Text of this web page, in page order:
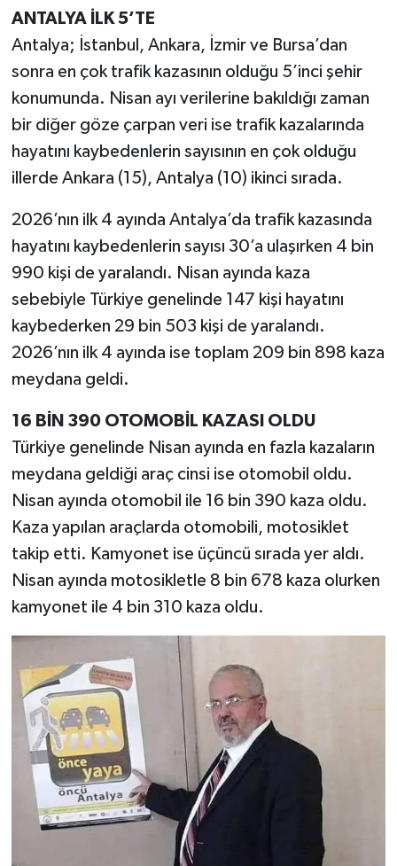
ANTALYA İLK 5’TE
Antalya; İstanbul, Ankara, İzmir ve Bursa’dan
sonra en çok trafik kazasının olduğu 5’inci şehir
konumunda. Nisan ayı verilerine bakıldığı zaman
bir diğer göze çarpan veri ise trafik kazalarında
hayatını kaybedenlerin sayısının en çok olduğu
illerde Ankara (15), Antalya (10) ikinci sırada.
2026’nın ilk 4 ayında Antalya’da trafik kazasında
hayatını kaybedenlerin sayısı 30’a ulaşırken 4 bin
990 kişi de yaralandı. Nisan ayında kaza
sebebiyle Türkiye genelinde 147 kişi hayatını
kaybederken 29 bin 503 kişi de yaralandı.
2026’nın ilk 4 ayında ise toplam 209 bin 898 kaza
meydana geldi.
16 BİN 390 OTOMOBİL KAZASI OLDU
Türkiye genelinde Nisan ayında en fazla kazaların
meydana geldiği araç cinsi ise otomobil oldu.
Nisan ayında otomobil ile 16 bin 390 kaza oldu.
Kaza yapılan araçlarda otomobili, motosiklet
takip etti. Kamyonet ise üçüncü sırada yer aldı.
Nisan ayında motosikletle 8 bin 678 kaza olurken
kamyonet ile 4 bin 310 kaza oldu.